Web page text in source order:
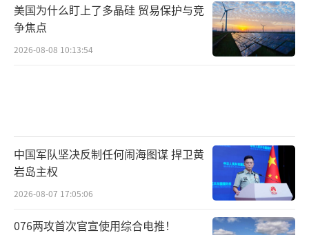
美国为什么盯上了多晶硅 贸易保护与竞
争焦点
2026-08-08 10:13:54
中国军队坚决反制任何闹海图谋 捍卫黄
岩岛主权
2026-08-07 17:05:06
076两攻首次官宣使用综合电推！